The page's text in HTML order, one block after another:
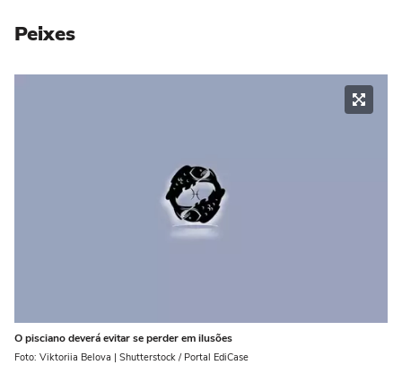
Peixes
O pisciano deverá evitar se perder em ilusões
Foto: Viktoriia Belova | Shutterstock / Portal EdiCase